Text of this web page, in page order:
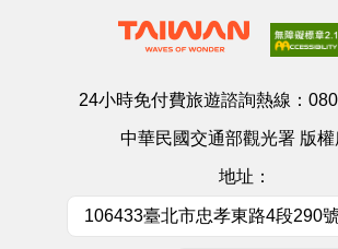
24小時免付費旅遊諮詢熱線：
中華民國交通部觀光署 版
地址：
106433臺北市忠孝東路4段290